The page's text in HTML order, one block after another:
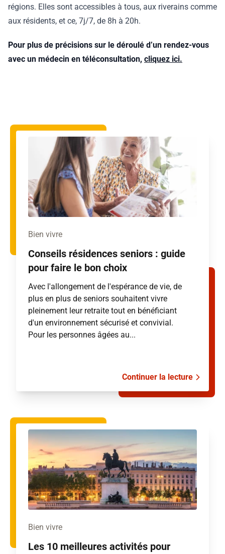
régions. Elles sont accessibles à tous, aux riverains comme
aux résidents, et ce, 7j/7, de 8h à 20h.
Pour plus de précisions sur le déroulé d’un rendez-vous
avec un médecin en téléconsultation, cliquez ici.
Bien vivre
Conseils résidences seniors : guide
pour faire le bon choix
Avec l'allongement de l'espérance de vie, de
plus en plus de seniors souhaitent vivre
pleinement leur retraite tout en bénéficiant
d'un environnement sécurisé et convivial.
Pour les personnes âgées au...
Continuer la lecture
Bien vivre
Les 10 meilleures activités pour